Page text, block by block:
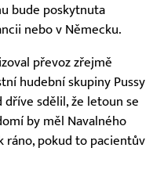
bude poskytnuta
nebo v Německu.
převoz zřejmě
hudební skupiny Pussy
dříve sdělil, že letoun se
by měl Navalného
ráno, pokud to pacientův